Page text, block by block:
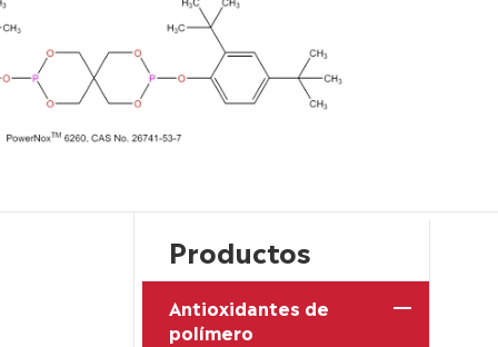
Productos
Antioxidantes de
polímero